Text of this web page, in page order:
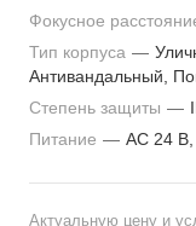
Фокусное
Тип корпуса —
Антивандальный,
Степень защиты —
Питание — AC 24
Актуальную цену и